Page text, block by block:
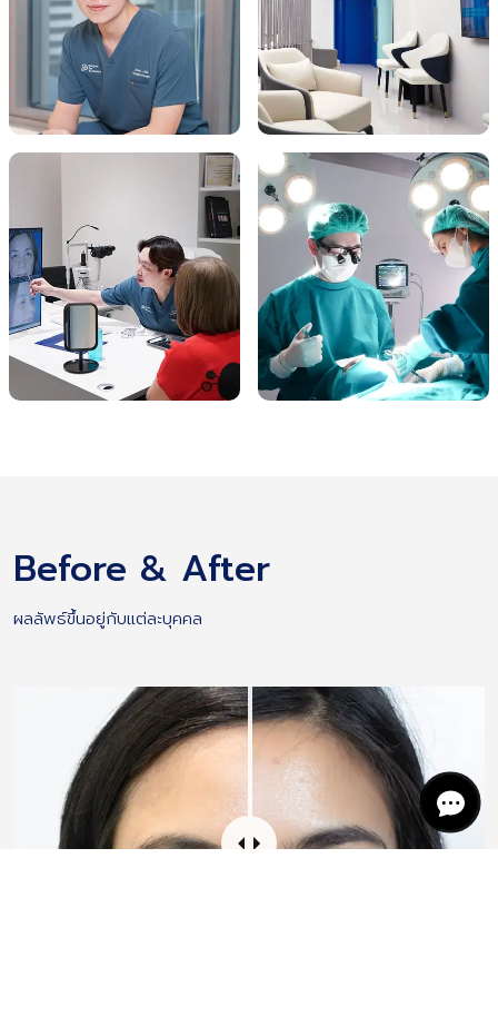
Before & After
ผลลัพธ์ขึ้นอยู่กับแต่ละบุคคล